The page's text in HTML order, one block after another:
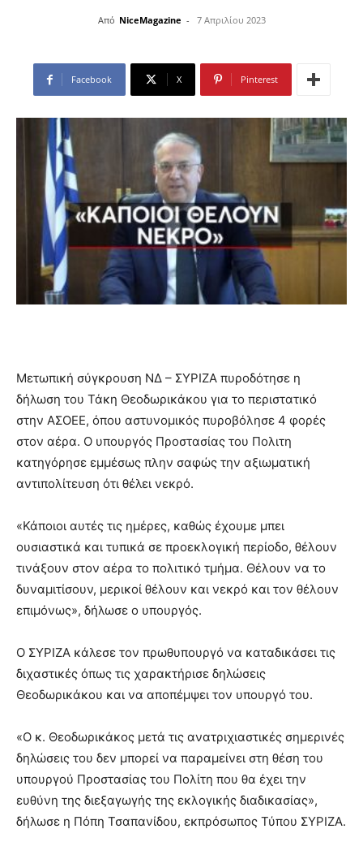
Από NiceMagazine - 7 Απριλίου 2023
Facebook X Pinterest
Μετωπική σύγκρουση ΝΔ – ΣΥΡΙΖΑ πυροδότησε η
δήλωση του Τάκη Θεοδωρικάκου για το περιστατικό
στην ΑΣΟΕΕ, όπου αστυνομικός πυροβόλησε 4 φορές
στον αέρα. Ο υπουργός Προστασίας του Πολιτη
κατηγόρησε εμμέσως πλην σαφώς την αξιωματική
αντιπολίτευση ότι θέλει νεκρό.
«Κάποιοι αυτές τις ημέρες, καθώς έχουμε μπει
ουσιαστικά και τυπικά σε προεκλογική περίοδο, θέλουν
τινάξουν στον αέρα το πολιτικό τμήμα. Θέλουν να το
δυναμιτίσουν, μερικοί θέλουν και νεκρό και τον θέλουν
επιμόνως», δήλωσε ο υπουργός.
Ο ΣΥΡΙΖΑ κάλεσε τον πρωθυπουργό να καταδικάσει τις
διχαστικές όπως τις χαρακτήρισε δηλώσεις
Θεοδωρικάκου και να αποπέμψει τον υπουργό του.
«Ο κ. Θεοδωρικάκος μετά τις ανατριχιαστικές σημερινές
δηλώσεις του δεν μπορεί να παραμείνει στη θέση του
υπουργού Προστασίας του Πολίτη που θα έχει την
ευθύνη της διεξαγωγής της εκλογικής διαδικασίας»,
δήλωσε η Πόπη Τσαπανίδου, εκπρόσωπος Τύπου ΣΥΡΙΖΑ.